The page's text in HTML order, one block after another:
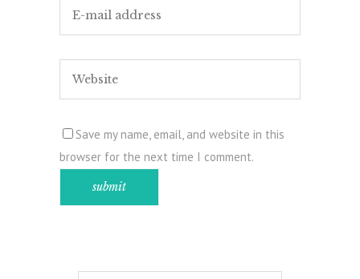
Save my name, email, and website in this
browser for the next time I comment.